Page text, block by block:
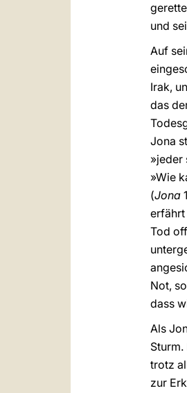
und
Auf
Irak,
das
Jona
»jeder
»Wie
(Jona
erfährt
Tod
Not,
dass
Als
trotz
zur